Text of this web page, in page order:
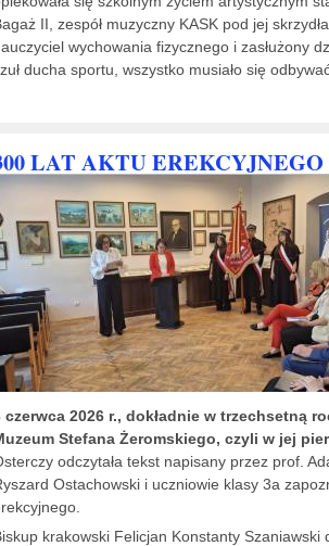
II, zespół muzyczny KASK pod jej
wychowania fizycznego i zasłużony
ducha sportu, wszystko musiało się
LAT AKTU
czerwca 2026 r., dokładnie w trzechsetną
Stefana Żeromskiego, czyli w jej
odczytała tekst napisany przez prof.
Ostachowski i uczniowie klasy 3a
krakowski Felicjan Konstanty